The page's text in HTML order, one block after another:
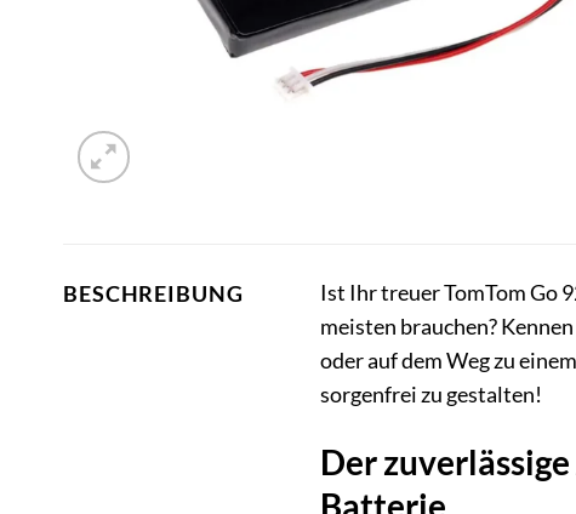
BESCHREIBUNG
Ist Ihr treuer TomTom Go
meisten brauchen?
oder auf dem Weg zu
sorgenfrei zu gestalten!
Der